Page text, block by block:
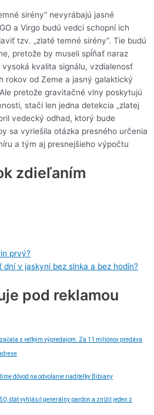
sirény“ nevyrábajú jasné
a Virgo budú vedci schopní ich
tzv. „zlaté temné sirény“. Tie budú
pretože by museli spĺňať naraz
kvalita signálu, vzdialenosť
rokov od Zeme a jasný galaktický
pretože gravitačné vlny poskytujú
stačí len jedna detekcia „zlatej
vedecký odhad, ktorý bude
sa vyriešila otázka presného určenia
a tým aj presnejšieho výpočtu
zdieľaním
prvý?
v jaskyni bez slnka a bez hodín?
pod reklamou
s veľkým výpredajom. Za 11 miliónov predáva
dôvod na odvolanie riaditeľky Bibiany
štát vyhlásil generálny pardon a znížil jeden z